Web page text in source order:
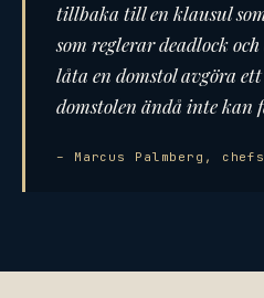
tillbaka till en klausul
som reglerar deadlock
låta en domstol avgöra
domstolen ändå inte kan
– Marcus Palmberg,